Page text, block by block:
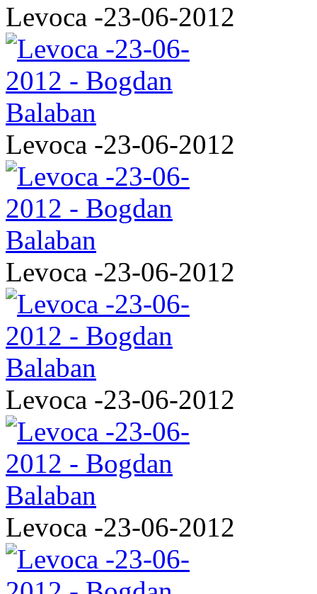
Levoca -23-06-2012
Levoca -23-06-2012
Levoca -23-06-2012
Levoca -23-06-2012
Levoca -23-06-2012